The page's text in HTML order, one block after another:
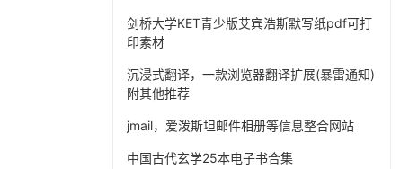
剑桥大学KET青少版艾宾浩斯默写纸pdf可打
印素材
沉浸式翻译，一款浏览器翻译扩展(暴雷通知)
附其他推荐
jmail，爱泼斯坦邮件相册等信息整合网站
中国古代玄学25本电子书合集